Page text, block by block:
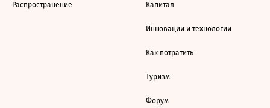
Распространение Капитал
Инновации и технологии
Как потратить
Туризм
Форум